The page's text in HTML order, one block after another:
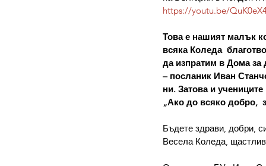
https://youtu.be/
Това е нашият малък
всяка Коледа
да изпратим в Дома
– посланик Иван
ни. Затова и
„Ако до всяко добро,
Бъдете здрави, добри,
Весела Коледа,